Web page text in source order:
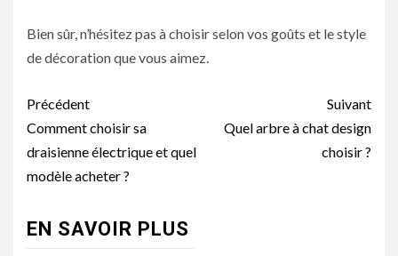
Bien sûr, n’hésitez pas à choisir selon vos goûts et le style
de décoration que vous aimez.
Navigation
d’article
Précédent
Comment choisir sa
draisienne électrique et quel
modèle acheter ?
Suivant
Quel arbre à chat design
choisir ?
EN SAVOIR PLUS